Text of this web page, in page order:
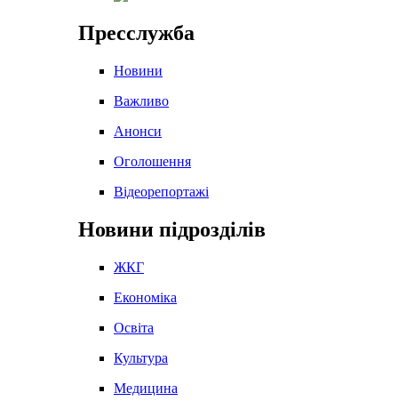
Пресслужба
Новини
Важливо
Анонси
Оголошення
Відеорепортажі
Новини підрозділів
ЖКГ
Економіка
Освіта
Культура
Медицина